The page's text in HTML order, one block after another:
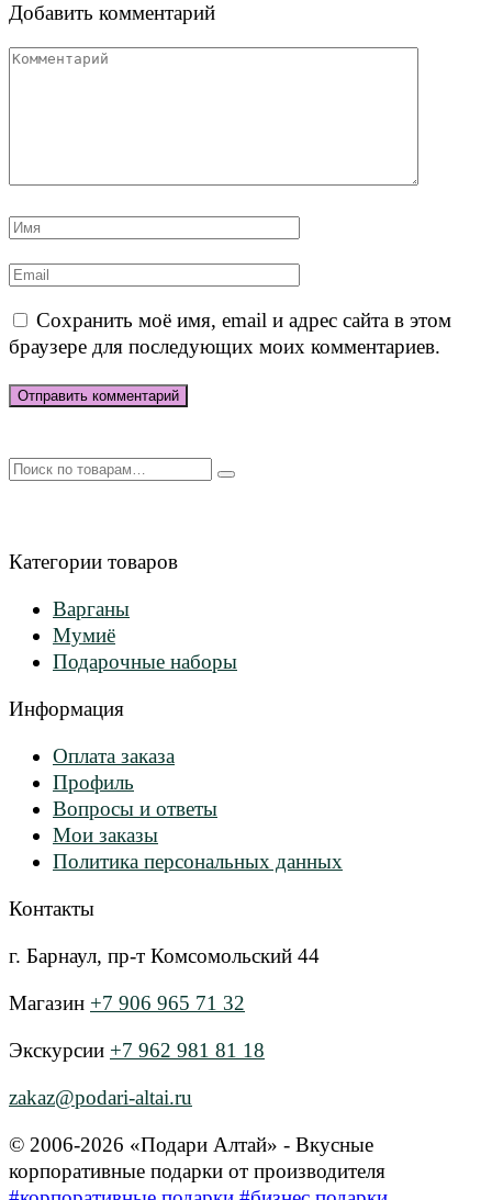
Добавить комментарий
Комментарий
Имя
Email
Сохранить моё имя, email и адрес сайта в этом
браузере для последующих моих комментариев.
Искать:
Категории товаров
Варганы
Мумиё
Подарочные наборы
Информация
Оплата заказа
Профиль
Вопросы и ответы
Мои заказы
Политика персональных данных
Контакты
г. Барнаул, пр-т Комсомольский 44
Магазин +7 906 965 71 32
Экскурсии +7 962 981 81 18
zakaz@podari-altai.ru
© 2006-2026 «Подари Алтай» - Вкусные
корпоративные подарки от производителя